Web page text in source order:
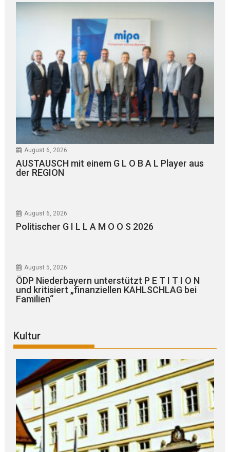
August 6, 2026
AUSTAUSCH mit einem G L O B A L Player aus
der REGION
August 6, 2026
Politischer G I L L A M O O S 2026
August 5, 2026
ÖDP Niederbayern unterstützt P E T I T I O N
und kritisiert „finanziellen KAHLSCHLAG bei
Familien“
Kultur